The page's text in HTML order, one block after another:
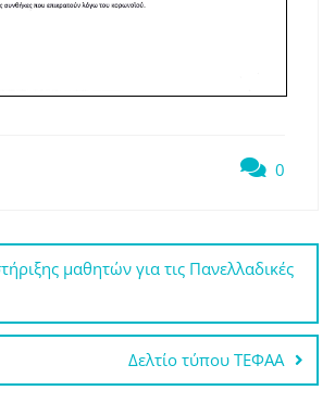
0
μαθητών για τις Πανελλαδικές
Δελτίο τύπου ΤΕΦΑΑ